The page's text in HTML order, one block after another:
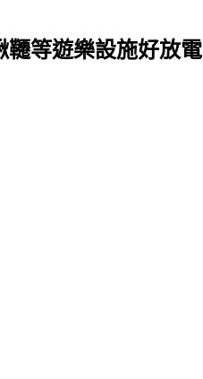
韆等遊樂設施好放電